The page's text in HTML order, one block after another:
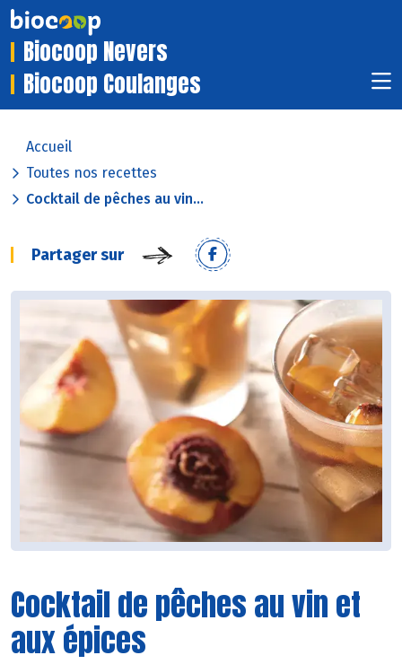
Biocoop Nevers
Biocoop Coulanges
Accueil
Toutes nos recettes
Cocktail de pêches au vin...
Partager sur
Cocktail de pêches au vin et
aux épices